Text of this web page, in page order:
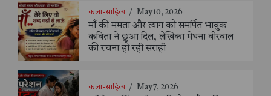
कला-साहित्य / May 10, 2026
माँ की ममता और त्याग को समर्पित भावुक
कविता ने छुआ दिल, लेखिका मेघना वीरवाल
की रचना हो रही सराही
कला-साहित्य / May 7, 2026